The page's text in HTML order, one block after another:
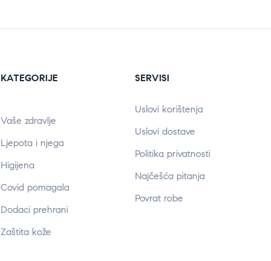
KATEGORIJE
Vaše zdravlje
Ljepota i njega
Higijena
Covid pomagala
Dodaci prehrani
Zaštita kože
SERVISI
Uslovi korištenja
Uslovi dostave
Politika privatnosti
Najčešća pitanja
Povrat robe